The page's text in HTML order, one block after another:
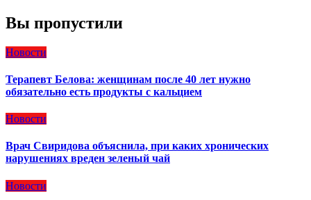
Вы пропустили
Новости
Терапевт Белова: женщинам после 40 лет нужно
обязательно есть продукты с кальцием
Новости
Врач Свиридова объяснила, при каких хронических
нарушениях вреден зеленый чай
Новости